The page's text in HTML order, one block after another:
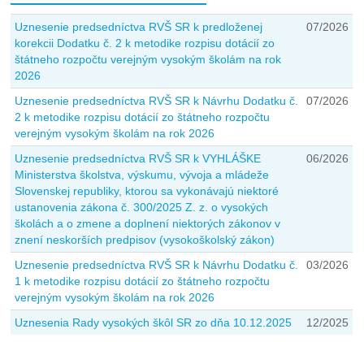
Uznesenie predsedníctva RVŠ SR k predloženej
korekcii Dodatku č. 2 k metodike rozpisu dotácií zo
štátneho rozpočtu verejným vysokým školám na rok
2026
07/2026
Uznesenie predsedníctva RVŠ SR k Návrhu Dodatku č.
2 k metodike rozpisu dotácií zo štátneho rozpočtu
verejným vysokým školám na rok 2026
07/2026
Uznesenie predsedníctva RVŠ SR k VYHLÁŠKE
Ministerstva školstva, výskumu, vývoja a mládeže
Slovenskej republiky, ktorou sa vykonávajú niektoré
ustanovenia zákona č. 300/2025 Z. z. o vysokých
školách a o zmene a doplnení niektorých zákonov v
znení neskorších predpisov (vysokoškolský zákon)
06/2026
Uznesenie predsedníctva RVŠ SR k Návrhu Dodatku č.
1 k metodike rozpisu dotácií zo štátneho rozpočtu
verejným vysokým školám na rok 2026
03/2026
Uznesenia Rady vysokých škôl SR zo dňa 10.12.2025 12/2025